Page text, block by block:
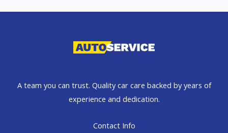
A team you can trust. Quality car care backed by years of
experience and dedication.
Contact Info